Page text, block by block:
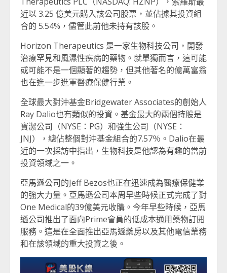
近以 3.25 億美元購入該公司股票，並佔據其投資組
合的 5.54%，儘管此前他未持有該股。
Horizon Therapeutics 是一家生物科技公司，開發
治療罕見和風濕性疾病的藥物。就單獨而言，這可能
或可能不是一個顯著的趨勢，但其他著名的億萬富翁
也在進一步進軍醫療保健行業。
全球最大對沖基金Bridgewater Associates的創始人
Ray Dalio也有類似的投資。基金最大的兩個持股是
寶潔公司（NYSE：PG）和強生公司（NYSE：
JNJ），總佔整個對沖基金組合的7.57％。Dalio在最
近的一次採訪中指出，生物科技是他認為有趣的當前
投資領域之一。
亞馬遜公司的Jeff Bezos也正在迅速成為醫療保健業
的強大力量。亞馬遜公司本周早些時候正式完成了對
One Medical的39億美元收購。今年早些時候，亞馬
遜公司推出了面向Prime會員的低成本通用藥物訂閱
服務。這是在全面推出亞馬遜藥房以及其他電信業務
和在該領域的重大投資之後。